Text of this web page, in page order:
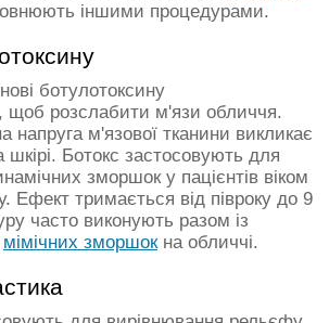
іншими процедурами.
ботулотоксину
щоб розслабити м'язи обличчя.
напруга м'язової тканини викликає
шкірі. Ботокс застосовують для
зморшок у пацієнтів віком
Ефект тримається від півроку до 9
часто виконують разом із
мімічних зморшокна обличчі.